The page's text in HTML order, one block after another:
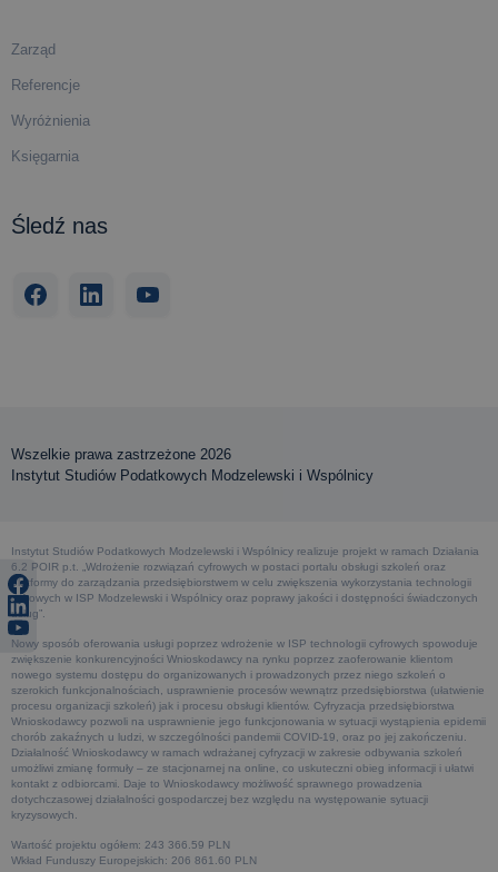
Zarząd
Referencje
Wyróżnienia
Księgarnia
Śledź nas
Wszelkie prawa zastrzeżone 2026
Instytut Studiów Podatkowych Modzelewski i Wspólnicy
Instytut Studiów Podatkowych Modzelewski i Wspólnicy realizuje projekt w ramach Działania
6.2 POIR p.t. „Wdrożenie rozwiązań cyfrowych w postaci portalu obsługi szkoleń oraz
platformy do zarządzania przedsiębiorstwem w celu zwiększenia wykorzystania technologii
cyfrowych w ISP Modzelewski i Wspólnicy oraz poprawy jakości i dostępności świadczonych
usług”.
Nowy sposób oferowania usługi poprzez wdrożenie w ISP technologii cyfrowych spowoduje
zwiększenie konkurencyjności Wnioskodawcy na rynku poprzez zaoferowanie klientom
nowego systemu dostępu do organizowanych i prowadzonych przez niego szkoleń o
szerokich funkcjonalnościach, usprawnienie procesów wewnątrz przedsiębiorstwa (ułatwienie
procesu organizacji szkoleń) jak i procesu obsługi klientów. Cyfryzacja przedsiębiorstwa
Wnioskodawcy pozwoli na usprawnienie jego funkcjonowania w sytuacji wystąpienia epidemii
chorób zakaźnych u ludzi, w szczególności pandemii COVID-19, oraz po jej zakończeniu.
Działalność Wnioskodawcy w ramach wdrażanej cyfryzacji w zakresie odbywania szkoleń
umożliwi zmianę formuły – ze stacjonarnej na online, co uskuteczni obieg informacji i ułatwi
kontakt z odbiorcami. Daje to Wnioskodawcy możliwość sprawnego prowadzenia
dotychczasowej działalności gospodarczej bez względu na występowanie sytuacji
kryzysowych.
Wartość projektu ogółem: 243 366.59 PLN
Wkład Funduszy Europejskich: 206 861.60 PLN